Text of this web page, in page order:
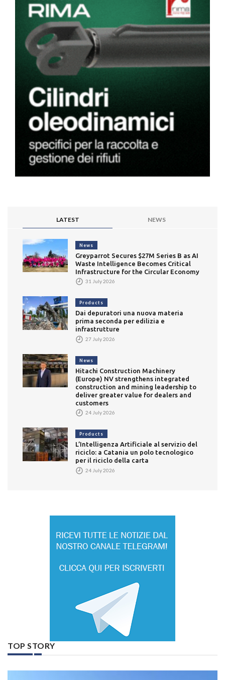
LATEST NEWS
News
Greyparrot Secures $27M Series B as AI
Waste Intelligence Becomes Critical
Infrastructure for the Circular Economy
31 July 2026
Products
Dai depuratori una nuova materia
prima seconda per edilizia e
infrastrutture
27 July 2026
News
Hitachi Construction Machinery
(Europe) NV strengthens integrated
construction and mining leadership to
deliver greater value for dealers and
customers
24 July 2026
Products
L’Intelligenza Artificiale al servizio del
riciclo: a Catania un polo tecnologico
per il riciclo della carta
24 July 2026
TOP STORY